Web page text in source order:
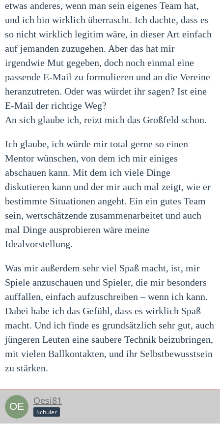
etwas anderes, wenn man sein eigenes Team hat,
und ich bin wirklich überrascht. Ich dachte, dass es
so nicht wirklich legitim wäre, in dieser Art einfach
auf jemanden zuzugehen. Aber das hat mir
irgendwie Mut gegeben, doch noch einmal eine
passende E-Mail zu formulieren und an die Vereine
heranzutreten. Oder was würdet ihr sagen? Ist eine
E-Mail der richtige Weg?
An sich glaube ich, reizt mich das Großfeld schon.
Ich glaube, ich würde mir total gerne so einen
Mentor wünschen, von dem ich mir einiges
abschauen kann. Mit dem ich viele Dinge
diskutieren kann und der mir auch mal zeigt, wie er
bestimmte Situationen angeht. Ein ein gutes Team
sein, wertschätzende zusammenarbeitet und auch
mal Dinge ausprobieren wäre meine
Idealvorstellung.
Was mir außerdem sehr viel Spaß macht, ist, mir
Spiele anzuschauen und Spieler, die mir besonders
auffallen, einfach aufzuschreiben – wenn ich kann.
Dabei habe ich das Gefühl, dass es wirklich Spaß
macht. Und ich finde es grundsätzlich sehr gut, auch
jüngeren Leuten eine saubere Technik beizubringen,
mit vielen Ballkontakten, und ihr Selbstbewusstsein
zu stärken.
Oesi81
Schüler